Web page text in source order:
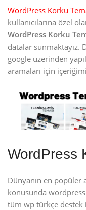
WordPress Korku
kullanıcılarına özel
WordPress Korku
datalar sunmaktayız.
google üzerinden
aramaları için
WordPress
Dünyanın en popüler
konusunda
tüm wp türkçe destek